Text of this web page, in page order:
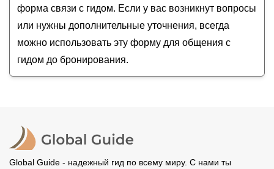
форма связи с гидом. Если у вас возникнут вопросы
или нужны дополнительные уточнения, всегда
можно использовать эту форму для общения с
гидом до бронирования.
Global Guide - надежный гид по всему миру. С нами ты